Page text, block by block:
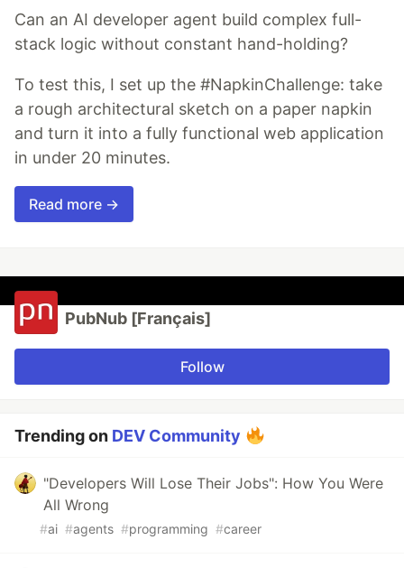
Can an AI developer agent build complex full-
stack logic without constant hand-holding?
To test this, I set up the #NapkinChallenge: take
a rough architectural sketch on a paper napkin
and turn it into a fully functional web application
in under 20 minutes.
Read more →
PubNub [Français]
Follow
Trending on DEV Community
"Developers Will Lose Their Jobs": How You Were
All Wrong
#ai #agents #programming #career